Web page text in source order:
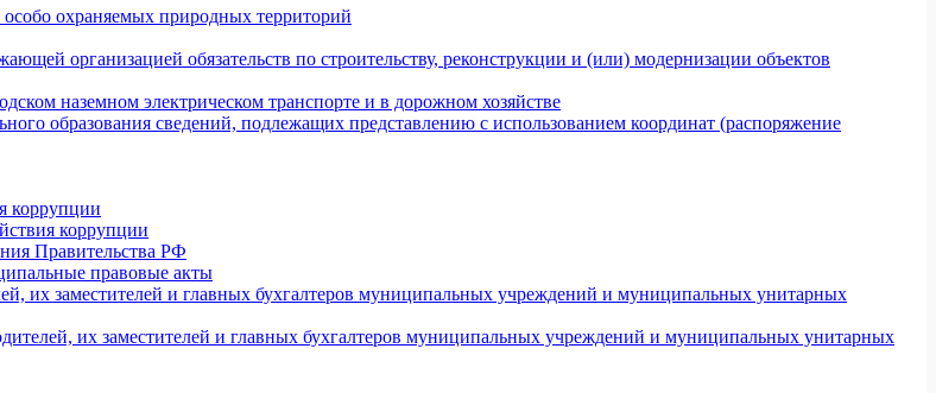
охраняемых природных территорий
организацией обязательств по строительству, реконструкции и (или) модернизации объектов
наземном электрическом транспорте и в дорожном хозяйстве
образования сведений, подлежащих представлению с использованием координат (распоряжение
коррупции
коррупции
Правительства РФ
правовые акты
их заместителей и главных бухгалтеров муниципальных учреждений и муниципальных унитарных
их заместителей и главных бухгалтеров муниципальных учреждений и муниципальных унитарных